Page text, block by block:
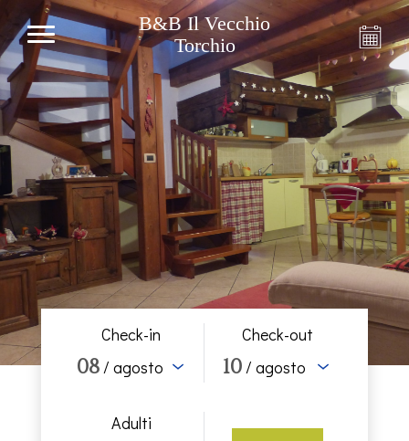
B&B Il Vecchio
Torchio
Check-in
08/ agosto
Check-out
10/ agosto
Adulti